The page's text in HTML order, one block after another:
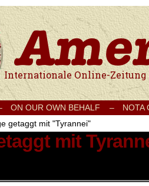
Onlinezeitung für Frieden,
ON OUR OWN BEHALF –
NOTA
getaggt mit "Tyrannei"
mit